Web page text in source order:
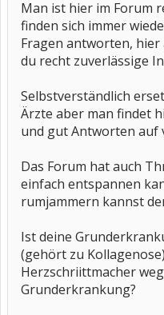
Man ist hier im Forum
finden sich immer
Fragen antworten,
du recht zuverlässige
Selbstverständlich
Ärzte aber man findet
und gut Antworten auf
Das Forum hat auch
einfach entspannen
rumjammern kannst
Ist deine
(gehört zu
Herzschriittmacher
Grunderkrankung?